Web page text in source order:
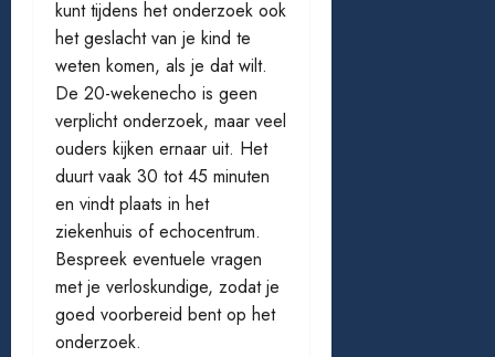
kunt tijdens het onderzoek ook
het geslacht van je kind te
weten komen, als je dat wilt.
De 20-wekenecho is geen
verplicht onderzoek, maar veel
ouders kijken ernaar uit. Het
duurt vaak 30 tot 45 minuten
en vindt plaats in het
ziekenhuis of echocentrum.
Bespreek eventuele vragen
met je verloskundige, zodat je
goed voorbereid bent op het
onderzoek.